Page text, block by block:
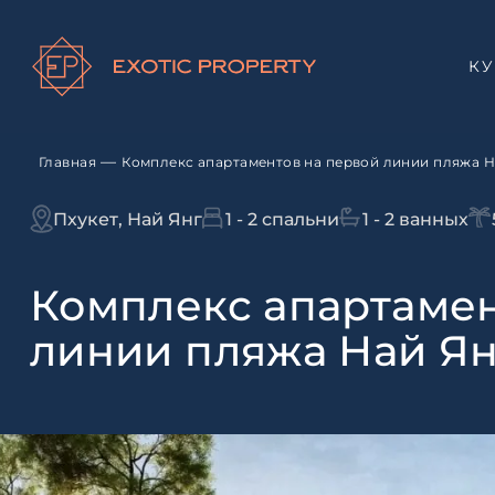
Главная — Комплекс апартаментов на первой линии пляжа
Пхукет, Най Янг 1 - 2 спальни 1 - 2 ванных
Комплекс
линии пляжа Най